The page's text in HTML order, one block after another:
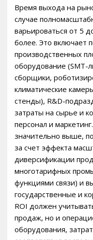
Время выхода на
случае
варьироваться от 5
более. Это включает
производственных
оборудование (SMT-
сборщики,
климатические
стенды), R&D-
затраты на сырье и
персонал и
значительно выше,
за счет эффекта
диверсификации
многотарифных
функциями связи) и
государственные и
ROI должен
продаж, но и
оборудования,